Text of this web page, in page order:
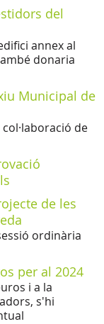
del
annex al
donaria
Municipal de
de
de les
ordinària
per al 2024
i a la
s'hi